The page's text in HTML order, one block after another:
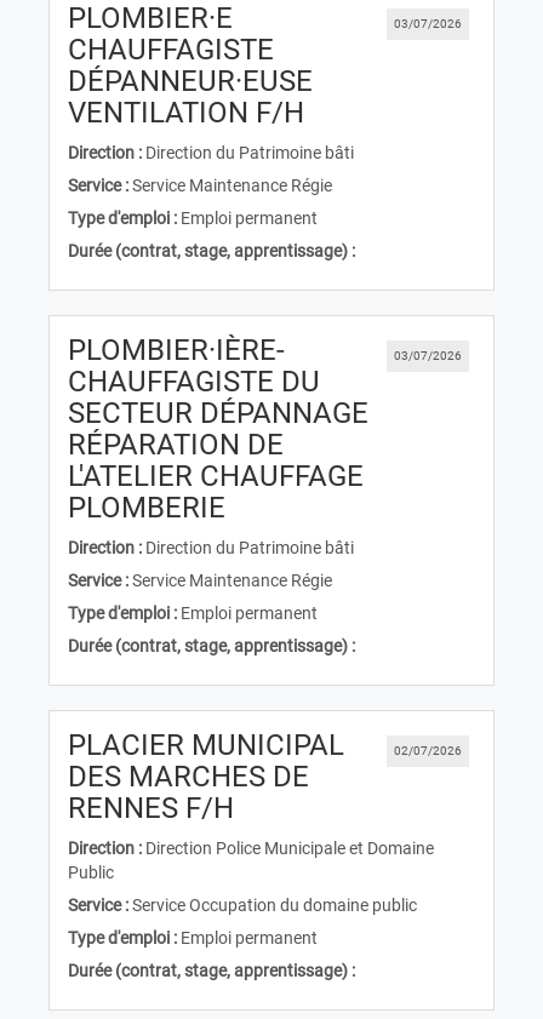
03/07/2026
PLOMBIER·E
CHAUFFAGISTE
DÉPANNEUR·EUSE
VENTILATION F/H
Direction : Direction du Patrimoine bâti
Service :Service Maintenance Régie
Type d'emploi : Emploi permanent
Durée (contrat, stage, apprentissage) :
03/07/2026
PLOMBIER·IÈRE-
CHAUFFAGISTE DU
SECTEUR DÉPANNAGE
RÉPARATION DE
L'ATELIER CHAUFFAGE
PLOMBERIE
Direction : Direction du Patrimoine bâti
Service :Service Maintenance Régie
Type d'emploi : Emploi permanent
Durée (contrat, stage, apprentissage) :
02/07/2026
PLACIER MUNICIPAL
DES MARCHES DE
RENNES F/H
Direction : Direction Police Municipale et Domaine
Public
Service :Service Occupation du domaine public
Type d'emploi : Emploi permanent
Durée (contrat, stage, apprentissage) :